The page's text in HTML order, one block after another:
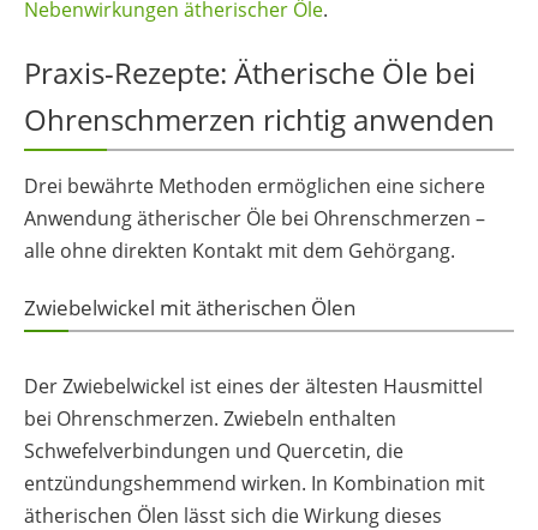
Nebenwirkungen ätherischer Öle.
Praxis-Rezepte: Ätherische Öle bei
Ohrenschmerzen richtig anwenden
Drei bewährte Methoden ermöglichen eine sichere
Anwendung ätherischer Öle bei Ohrenschmerzen –
alle ohne direkten Kontakt mit dem Gehörgang.
Zwiebelwickel mit ätherischen Ölen
Der Zwiebelwickel ist eines der ältesten Hausmittel
bei Ohrenschmerzen. Zwiebeln enthalten
Schwefelverbindungen und Quercetin, die
entzündungshemmend wirken. In Kombination mit
ätherischen Ölen lässt sich die Wirkung dieses